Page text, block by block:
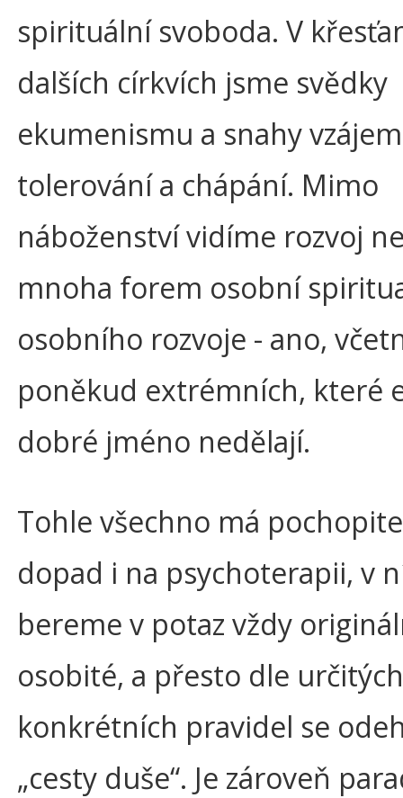
spirituální svoboda. V
dalších církvích jsme svědky
ekumenismu a snahy
tolerování a chápání. Mimo
náboženství vidíme rozvoj
mnoha forem osobní
osobního rozvoje - ano,
poněkud extrémních, které
dobré jméno nedělají.
Tohle všechno má
dopad i na psychoterapii, v
bereme v potaz vždy
osobité, a přesto dle určitých
konkrétních pravidel se
„cesty duše“. Je zároveň